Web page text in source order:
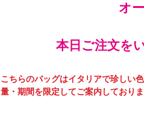
オ
本日ご注文を
こちらのバッグはイタリアで珍しい
量・期間を限定してご案内しており